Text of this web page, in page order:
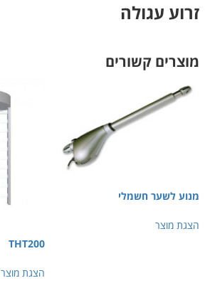
זרוע עגולה
מוצרים קשורים
מנוע לשער חשמלי
הצגת מוצר
THT200
הצגת מוצר